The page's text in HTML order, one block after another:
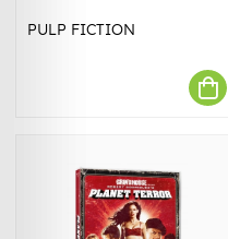
PULP FICTION